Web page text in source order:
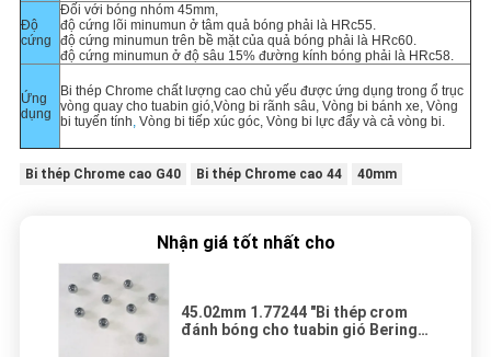
Độ
cứng
Đối với bóng nhóm 45mm,
độ cứng lõi minumun ở tâm quả bóng phải là HRc55.
độ cứng minumun trên bề mặt của quả bóng phải là HRc60.
độ cứng minumun ở độ sâu 15% đường kính bóng phải là HRc58.
Ứng
dụng
Bi thép Chrome chất lượng cao chủ yếu được ứng dụng trong ổ trục
vòng quay cho tuabin gió,Vòng bi rãnh sâu, Vòng bi bánh xe, Vòng
bi tuyến tính, Vòng bi tiếp xúc góc, Vòng bi lực đẩy và cả vòng bi.
Bi thép Chrome cao G40 Bi thép Chrome cao 44 40mm
Nhận giá tốt nhất cho
45.02mm 1.77244 "Bi thép crom
đánh bóng cho tuabin gió Bering